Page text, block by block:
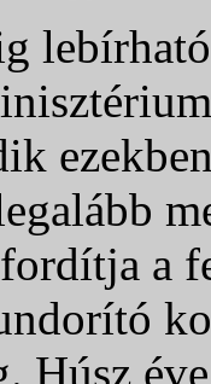
a
Húsz